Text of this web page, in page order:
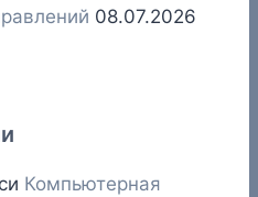
08.07.2026
Компьютерная